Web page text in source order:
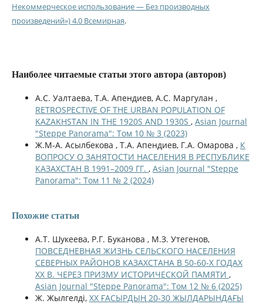
Некоммерческое использование — Без производных
произведений») 4.0 Всемирная.
Наиболее читаемые статьи этого автора (авторов)
А.С. Уалтаева, Т.А. Апендиев, А.С. Маргулан ,
RETROSPECTIVE OF THE URBAN POPULATION OF
KAZAKHSTAN IN THE 1920S AND 1930S , Asian Journal
"Steppe Panorama": Том 10 № 3 (2023)
Ж.М-А. Асылбекова , Т.А. Апендиев, Г.А. Омарова , К
ВОПРОСУ О ЗАНЯТОСТИ НАСЕЛЕНИЯ В РЕСПУБЛИКЕ
КАЗАХСТАН В 1991–2009 ГГ. , Asian Journal "Steppe
Panorama": Том 11 № 2 (2024)
Похожие статьи
А.Т. Шукеева, Р.Г. Буканова , М.З. Утегенов,
ПОВСЕДНЕВНАЯ ЖИЗНЬ СЕЛЬСКОГО НАСЕЛЕНИЯ
СЕВЕРНЫХ РАЙОНОВ КАЗАХСТАНА В 50-60-Х ГОДАХ
ХХ В. ЧЕРЕЗ ПРИЗМУ ИСТОРИЧЕСКОЙ ПАМЯТИ ,
Asian Journal "Steppe Panorama": Том 12 № 6 (2025)
Ж. Жылгелді, ХХ ҒАСЫРДЫҢ 20-30 ЖЫЛДАРЫНДАҒЫ